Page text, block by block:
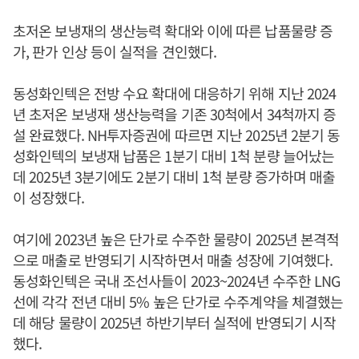
초저온 보냉재의 생산능력 확대와 이에 따른 납품물량 증
가, 판가 인상 등이 실적을 견인했다.
동성화인텍은 전방 수요 확대에 대응하기 위해 지난 2024
년 초저온 보냉재 생산능력을 기존 30척에서 34척까지 증
설 완료했다. NH투자증권에 따르면 지난 2025년 2분기 동
성화인텍의 보냉재 납품은 1분기 대비 1척 분량 늘어났는
데 2025년 3분기에도 2분기 대비 1척 분량 증가하며 매출
이 성장했다.
여기에 2023년 높은 단가로 수주한 물량이 2025년 본격적
으로 매출로 반영되기 시작하면서 매출 성장에 기여했다.
동성화인텍은 국내 조선사들이 2023~2024년 수주한 LNG
선에 각각 전년 대비 5% 높은 단가로 수주계약을 체결했는
데 해당 물량이 2025년 하반기부터 실적에 반영되기 시작
했다.